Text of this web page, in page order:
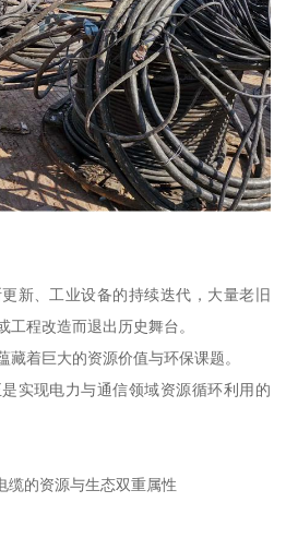
新、工业设备的持续迭代，大量老旧
工程改造而退出历史舞台。
着巨大的资源价值与环保课题。
实现电力与通信领域资源循环利用的
缆的资源与生态双重属性